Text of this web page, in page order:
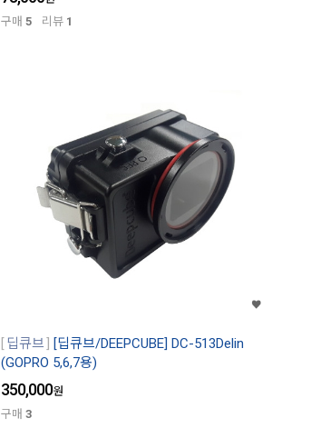
구매 5 리뷰 1
딥큐브
[딥큐브/DEEPCUBE] DC-513Delin
(GOPRO 5,6,7용)
350,000원
구매 3